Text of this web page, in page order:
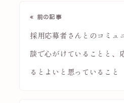
« 前の記事
採用応募者さんとのコミ
談で心がけていることと、
るとよいと思っていること